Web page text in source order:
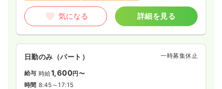
気になる 詳細を見る
日勤のみ（パート） 一時募集休止
給与 時給1,600円〜
時間 8:45～17:15